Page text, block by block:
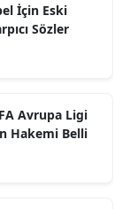
İçin Eski
Sözler
Avrupa Ligi
Hakemi Belli